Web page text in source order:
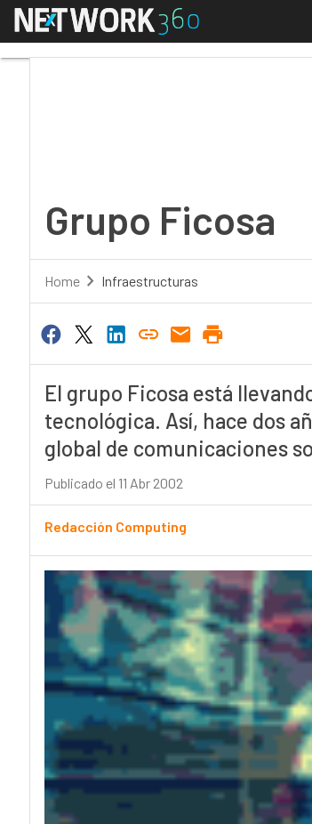
Menú
Grupo Ficosa
Home Infraestructuras
El grupo Ficosa está
tecnológica. Así, hace dos
global de comunicaciones
Publicado el 11 Abr 2002
Redacción Computing